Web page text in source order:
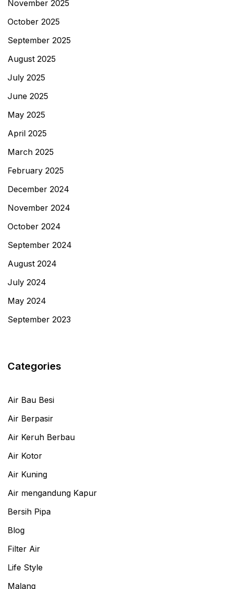
November 2025
October 2025
September 2025
August 2025
July 2025
June 2025
May 2025
April 2025
March 2025
February 2025
December 2024
November 2024
October 2024
September 2024
August 2024
July 2024
May 2024
September 2023
Categories
Air Bau Besi
Air Berpasir
Air Keruh Berbau
Air Kotor
Air Kuning
Air mengandung Kapur
Bersih Pipa
Blog
Filter Air
Life Style
Malang